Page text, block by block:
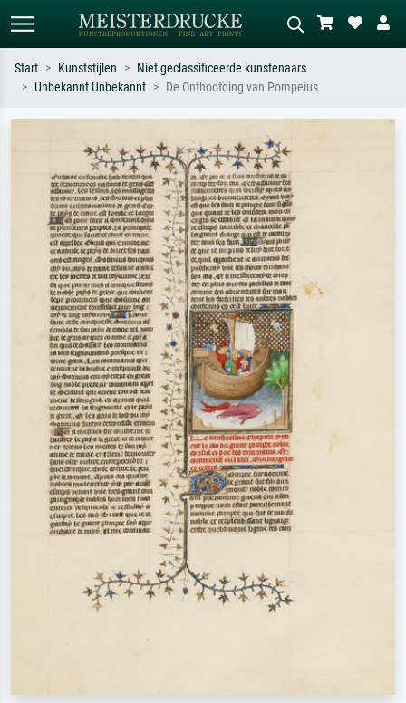
Monet, Sterrennacht, impressionisme,
Hokusai-golf, naakt.
Beschrijf de scène – bijv. groene
weide, abstract met veel rood, donker
olieverfschilderij, staand naakt naast
een boom.
Start Kunststijlen
Niet geclassificeerde kunstenaars
Unbekannt Unbekannt
De Onthoofding van Pompeius